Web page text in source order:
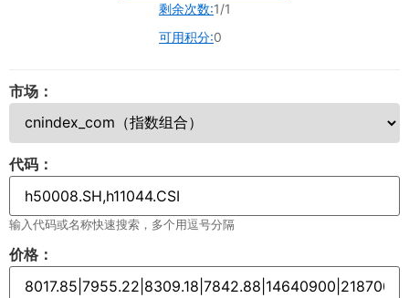
剩余次数:1/1
可用积分:0
市场：
代码：
输入代码或名称快速搜索，多个用逗号分隔
价格：